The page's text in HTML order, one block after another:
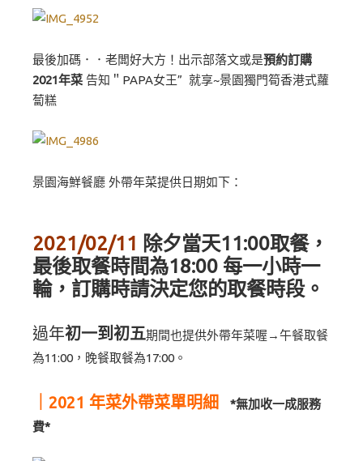
最後加碼．．老闆好大方！出示部落文或是預約訂購
2021年菜 告知＂PAPA女王” 就享~景園獨門筍香港式蘿
蔔糕
景園海鮮餐廳 外帶年菜提供日期如下：
2021/02/11 除夕當天11:00取餐，
最後取餐時間為18:00 每一小時一
輪，訂購時請決定您的取餐時段。
過年初一到初五期間也提供外帶年菜喔→午餐取餐
為11:00，晚餐取餐為17:00。
｜2021 年菜外帶菜單明細
*無加收一成服務
費*